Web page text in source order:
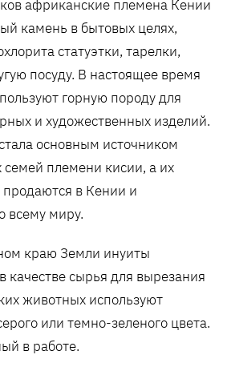
африканские племена Кении
камень в бытовых целях,
статуэтки, тарелки,
посуду. В настоящее время
горную породу для
и художественных изделий.
основным источником
семей племени кисии, а их
в Кении и
всему миру.
краю Земли инуиты
качестве сырья для вырезания
животных используют
или темно-зеленого цвета.
в работе.